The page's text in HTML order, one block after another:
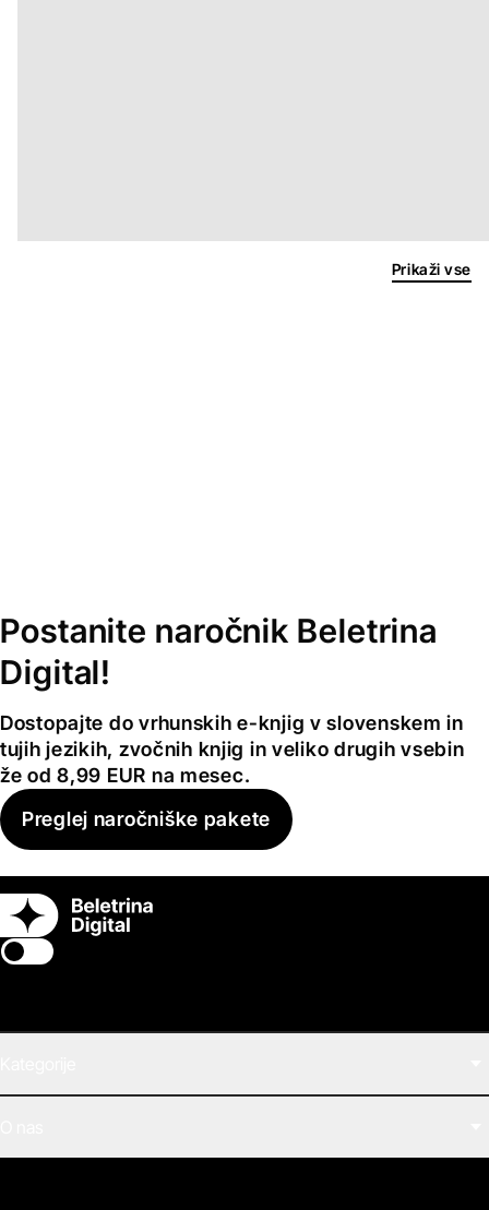
Prikaži vse
Postanite naročnik Beletrina
Digital!
Dostopajte do vrhunskih e-knjig v slovenskem in
tujih jezikih, zvočnih knjig in veliko drugih vsebin
že od 8,99 EUR na mesec.
Preglej naročniške pakete
Switch theme
Zvočne knjige